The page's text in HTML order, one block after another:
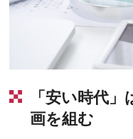
「安い時代
画を組む